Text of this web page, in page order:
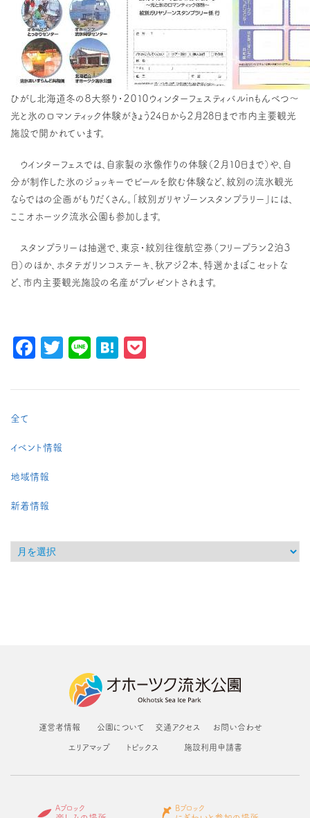
ひがし北海道冬の８大祭り・２０１０ウィンターフェスティバルinもんべつ～
光と氷のロマンティック体験がきょう24日から２月28日まで市内主要観光
施設で開かれています。
ウインターフェスでは、自家製の氷像作りの体験（２月10日まで）や、自
分が制作した氷のジョッキーでビールを飲む体験など、紋別の流氷観光
ならではの企画がもりだくさん。「紋別ガリヤゾーンスタンプラリー」には、
ここオホーツク流氷公園も参加します。
スタンプラリーは抽選で、東京・紋別往復航空券（フリープラン２泊３
日）のほか、ホタテガリンコステーキ、秋アジ２本、特選かまぼこセットな
ど、市内主要観光施設の名産がプレゼントされます。
Facebook
Twitter
LineHatena
全て
イベント情報
地域情報
新着情報
運営者情報 公園について 交通アクセス お問い合わせ
エリアマップ トピックス 施設利用申請書
Aブロック Bブロック